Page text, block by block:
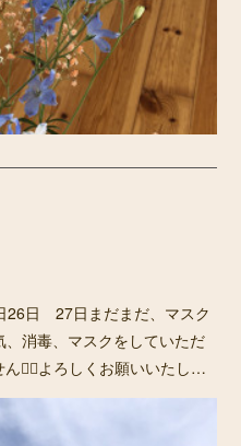
日 27日まだまだ、マスク
消毒、マスクをしていただ
🙇‍♀️よろしくお願いいたし…